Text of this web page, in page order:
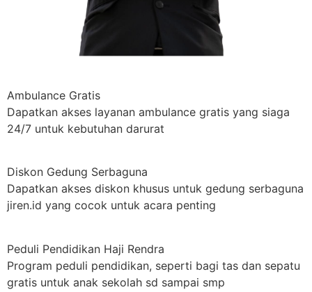
Ambulance Gratis
Dapatkan akses layanan ambulance gratis yang siaga
24/7 untuk kebutuhan darurat
Diskon Gedung Serbaguna
Dapatkan akses diskon khusus untuk gedung serbaguna
jiren.id yang cocok untuk acara penting
Peduli Pendidikan Haji Rendra
Program peduli pendidikan, seperti bagi tas dan sepatu
gratis untuk anak sekolah sd sampai smp